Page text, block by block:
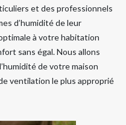
et des professionnels
d’humidité de leur
à votre habitation
sans égal. Nous allons
de votre maison
ventilation le plus approprié